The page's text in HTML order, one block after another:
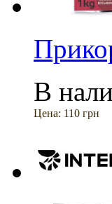
В
Цена: 110 грн